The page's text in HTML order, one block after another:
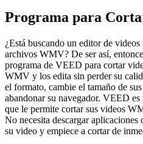
Programa para
¿Está buscando un editor de
archivos WMV? De ser así,
programa de VEED para cortar
WMV y los edita sin perder su
el formato, cambie el tamaño de
abandonar su navegador. VEED
que le permite cortar sus videos
No necesita descargar aplicaciones
su video y empiece a cortar de